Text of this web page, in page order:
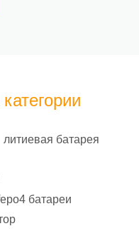
литиевая батарея
батареи